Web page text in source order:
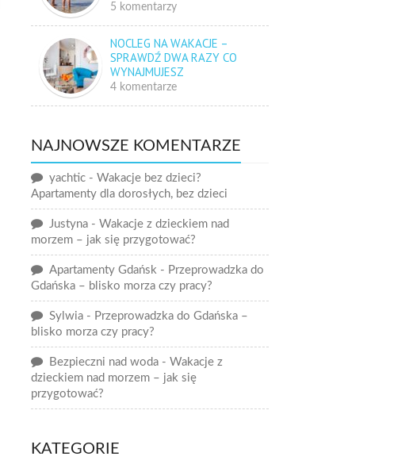
5 komentarzy
NOCLEG NA WAKACJE –
SPRAWDŹ DWA RAZY CO
WYNAJMUJESZ
4 komentarze
NAJNOWSZE KOMENTARZE
yachtic - Wakacje bez dzieci?
Apartamenty dla dorosłych, bez dzieci
Justyna - Wakacje z dzieckiem nad
morzem – jak się przygotować?
Apartamenty Gdańsk - Przeprowadzka do
Gdańska – blisko morza czy pracy?
Sylwia - Przeprowadzka do Gdańska –
blisko morza czy pracy?
Bezpieczni nad woda - Wakacje z
dzieckiem nad morzem – jak się
przygotować?
KATEGORIE